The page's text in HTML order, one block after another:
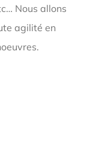
Nous allons
agilité en